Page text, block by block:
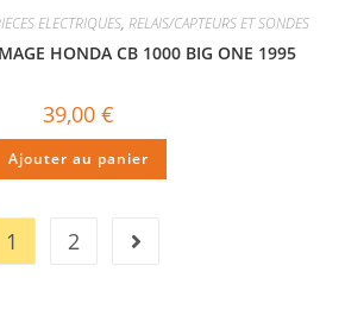
ELECTRIQUES, RELAIS/CAPTEURS ET SONDES
HONDA CB 1000 BIG ONE 1995
39,00 €
Ajouter au panier
1 2